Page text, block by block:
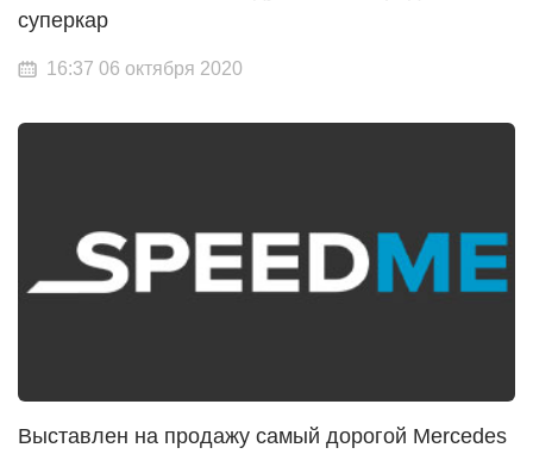
суперкар
16:37 06 октября 2020
Выставлен на продажу самый дорогой Mercedes